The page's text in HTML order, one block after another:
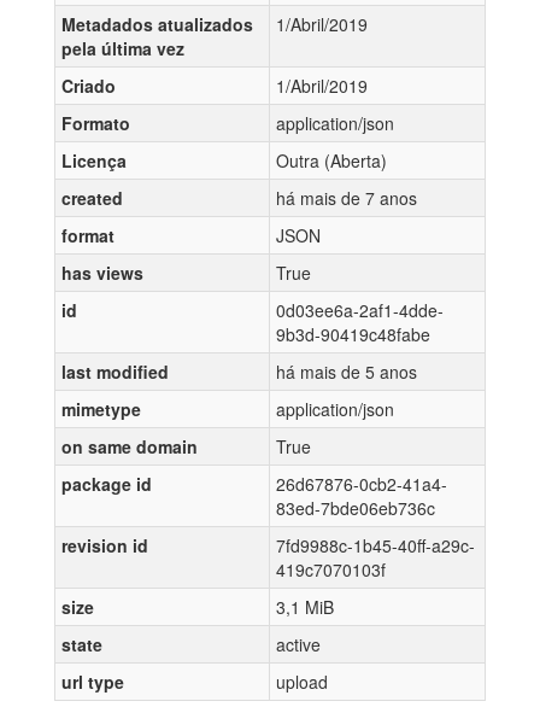
Metadados atualizados
pela última vez
1/Abril/2019
Criado
1/Abril/2019
Formato
application/json
Licença
Outra (Aberta)
created
há mais de 7 anos
format
JSON
has views
True
id
0d03ee6a-2af1-4dde-
9b3d-90419c48fabe
last modified
há mais de 5 anos
mimetype
application/json
on same domain
True
package id
26d67876-0cb2-41a4-
83ed-7bde06eb736c
revision id
7fd9988c-1b45-40ff-a29c-
419c7070103f
size
3,1 MiB
state
active
url type
upload